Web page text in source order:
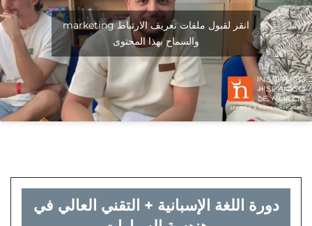
انقر لقبول ملفات تعريف الارتباط marketing
والسماح بهذا المحتوى
دورة اللغة الإسبانية + التقني العالي في